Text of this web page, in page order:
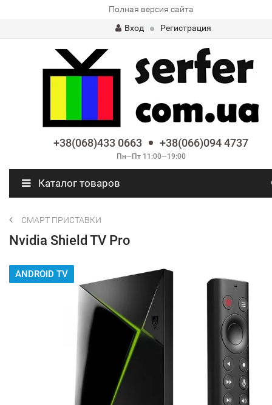
Полная версия сайта
Вход
Регистрация
+38(068)433 0663 +38(066)094 4737
Пн—Пт 11:00—19:00
Каталог товаров
СМАРТ ПРИСТАВКИ
Nvidia Shield TV Pro
ANDROID TV